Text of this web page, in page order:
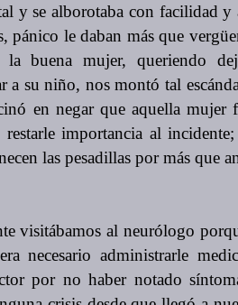
y se alborotaba con facilidad y
pánico le daban más que
buena mujer, queriendo
a su niño, nos montó tal
en negar que aquella mujer
restarle importancia al
las pesadillas por más que
visitábamos al neurólogo
necesario administrarle
por no haber notado